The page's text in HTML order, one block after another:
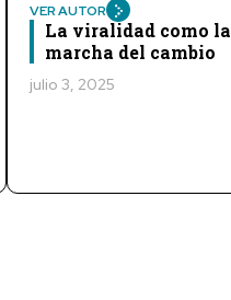
VER AUTOR
La viralidad como la
marcha del cambio
julio 3, 2025